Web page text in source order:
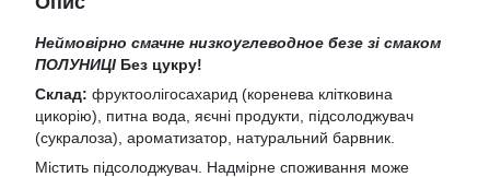
Неймовірно смачне низкоуглеводное безе зі смаком
ПОЛУНИЦІ Без цукру!
Склад: фруктоолігосахарид (коренева клітковина
цикорію), питна вода, яєчні продукти, підсолоджувач
(сукралоза), ароматизатор, натуральний барвник.
Містить підсолоджувач . Надмірне споживання може